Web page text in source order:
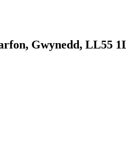
Gwynedd, LL55